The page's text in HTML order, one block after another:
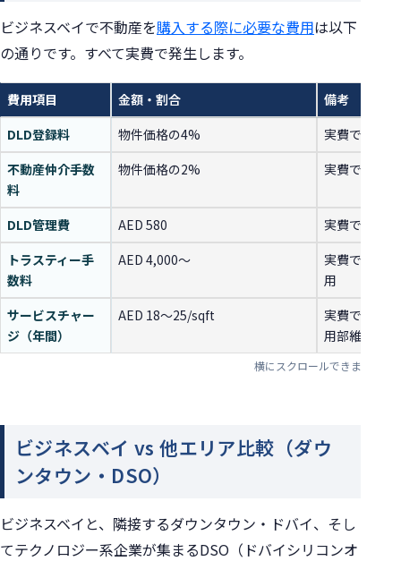
ビジネスベイで不動産を購入する際に必要な費用は以下
の通りです。すべて実費で発生します。
費用項目 金額・割合
備考
DLD登録料
物件価格の4%
実費で必要
不動産仲介手数
料
物件価格の2% 実費で必要
DLD管理費 AED 580
実費で必要
トラスティー手
数料
AED 4,000〜
実費で必要
用
サービスチャー
ジ（年間）
AED 18〜25/sqft
実費で必要
用部維持費
ビジネスベイ vs 他エリア比較（ダウ
ンタウン・DSO）
ビジネスベイと、隣接するダウンタウン・ドバイ、そし
てテクノロジー系企業が集まるDSO（ドバイシリコンオ